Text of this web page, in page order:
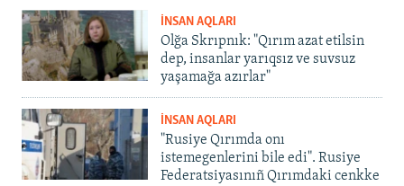
İNSAN AQLARI
Olğa Skrıpnık: "Qırım azat etilsin
dep, insanlar yarıqsız ve suvsuz
yaşamağa azırlar"
İNSAN AQLARI
"Rusiye Qırımda onı
istemegenlerini bile edi". Rusiye
Federatsiyasınıñ Qırımdaki cenkke